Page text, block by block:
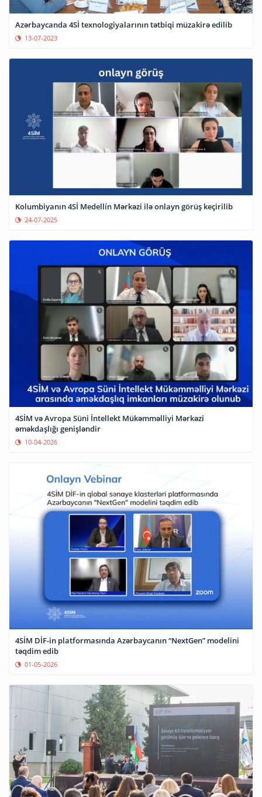
Azərbaycanda 4Sİ texnologiyalarının tətbiqi müzakirə edilib
13-07-2023
Kolumbiyanın 4Sİ Medellín Mərkəzi ilə onlayn görüş keçirilib
24-07-2025
4SİM və Avropa Süni İntellekt Mükəmməlliyi Mərkəzi
əməkdaşlığı genişləndir
10-04-2026
4SİM DİF-in platformasında Azərbaycanın “NextGen” modelini
təqdim edib
01-05-2026